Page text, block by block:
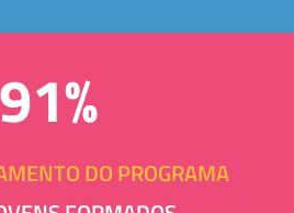
91%
DO PROGRAMA